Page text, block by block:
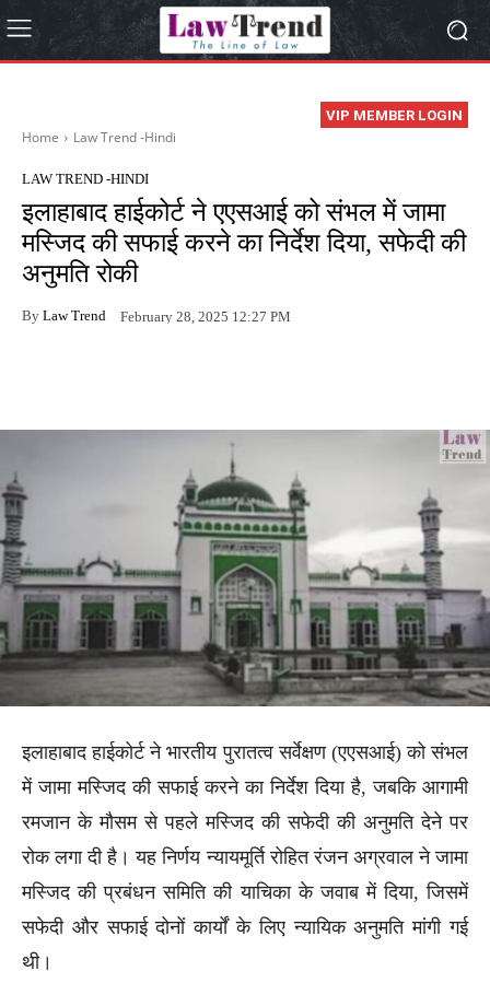
VIP MEMBER LOGIN
Home Law Trend -Hindi
LAW TREND -HINDI
इलाहाबाद हाईकोर्ट ने एएसआई को संभल में जामा
मस्जिद की सफाई करने का निर्देश दिया, सफेदी की
अनुमति रोकी
By Law Trend February 28, 2025 12:27 PM
इलाहाबाद हाईकोर्ट ने भारतीय पुरातत्व सर्वेक्षण (एएसआई) को संभल
में जामा मस्जिद की सफाई करने का निर्देश दिया है, जबकि आगामी
रमजान के मौसम से पहले मस्जिद की सफेदी की अनुमति देने पर
रोक लगा दी है। यह निर्णय न्यायमूर्ति रोहित रंजन अग्रवाल ने जामा
मस्जिद की प्रबंधन समिति की याचिका के जवाब में दिया, जिसमें
सफेदी और सफाई दोनों कार्यों के लिए न्यायिक अनुमति मांगी गई
थी।